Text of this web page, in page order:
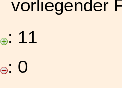
vorliegender
: 11
: 0